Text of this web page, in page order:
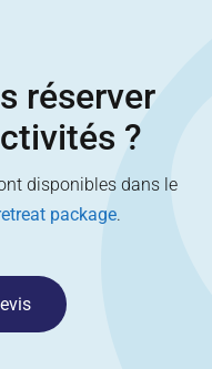
réserver
?
disponibles dans le
package.